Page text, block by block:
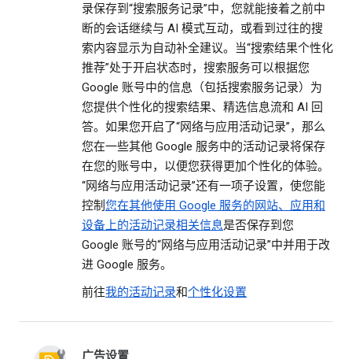
录保存到“搜索服务记录”中，您就能接着之前中
断的会话继续与 AI 模式互动，或看到过往的搜
索内容显示为自动补全建议。当“搜索结果个性化
推荐”处于开启状态时，搜索服务可以根据您
Google 账号中的信息（包括搜索服务记录）为
您提供个性化的搜索结果、精选信息流和 AI 回
答。如果您开启了“网络与应用活动记录”，那么
您在一些其他 Google 服务中的活动记录将保存
在您的账号中，以便您获得更加个性化的体验。
“网络与应用活动记录”还有一项子设置，使您能
控制您在其他使用 Google 服务的网站、应用和
设备上的活动记录相关信息是否保存到您
Google 账号的“网络与应用活动记录”中并用于改
进 Google 服务。
前往我的活动记录和个性化设置
广告设置